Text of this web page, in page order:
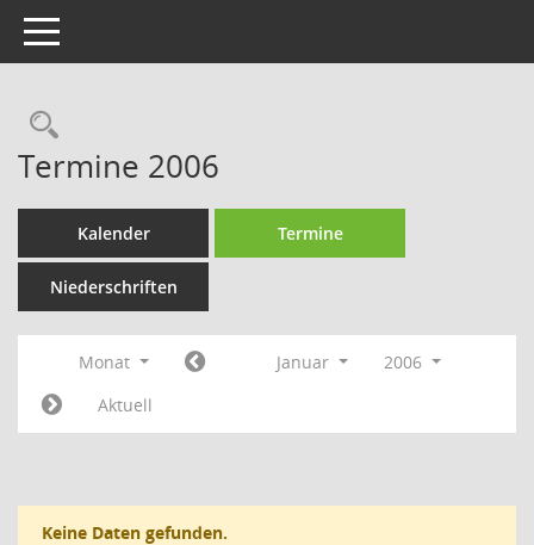
Toggle navigation
Rechercheauswahl
Termine 2006
Kalender Termine
Niederschriften
Monat Januar
2006
Aktuell
Keine Daten gefunden.